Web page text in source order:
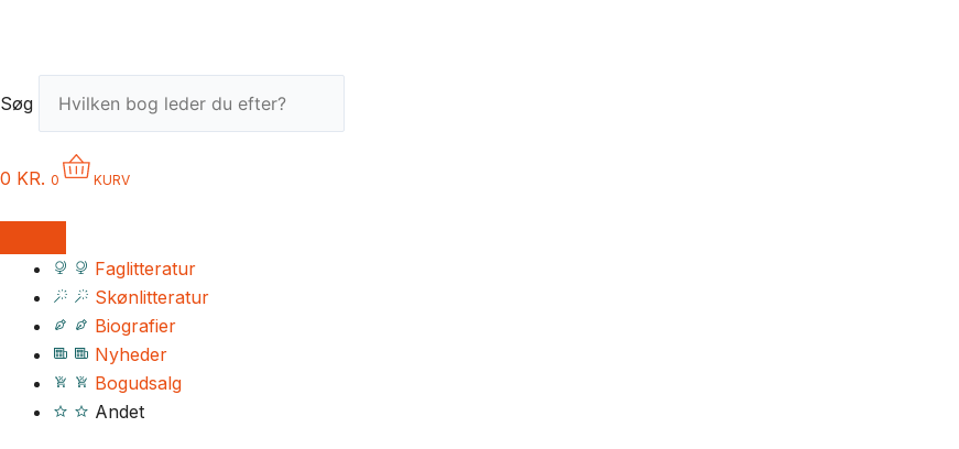
Søg
0 KR. 0 KURV
Faglitteratur
Skønlitteratur
Biografier
Nyheder
Bogudsalg
Andet